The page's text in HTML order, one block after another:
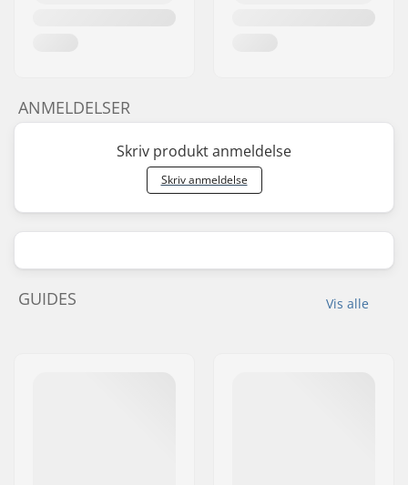
ANMELDELSER
Skriv produkt anmeldelse
Skriv anmeldelse
Vis alle
GUIDES